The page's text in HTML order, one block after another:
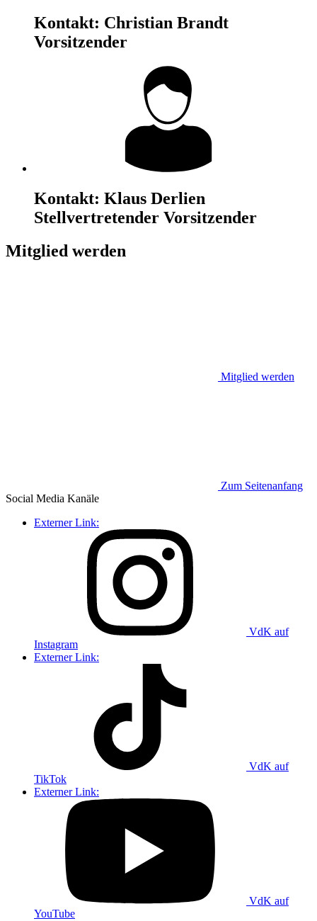
Kontakt: Christian Brandt
Vorsitzender
Kontakt: Klaus Derlien
Stellvertretender Vorsitzender
Mitglied werden
Mitglied werden
Zum Seitenanfang
Social Media Kanäle
Externer Link:
VdK auf
Instagram
Externer Link:
VdK auf
TikTok
Externer Link:
VdK auf
YouTube